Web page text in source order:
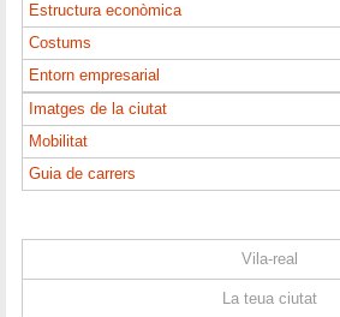
Estructura econòmica
Costums
Entorn empresarial
Imatges de la ciutat
Mobilitat
Guia de carrers
Vila-real
La teua ciutat